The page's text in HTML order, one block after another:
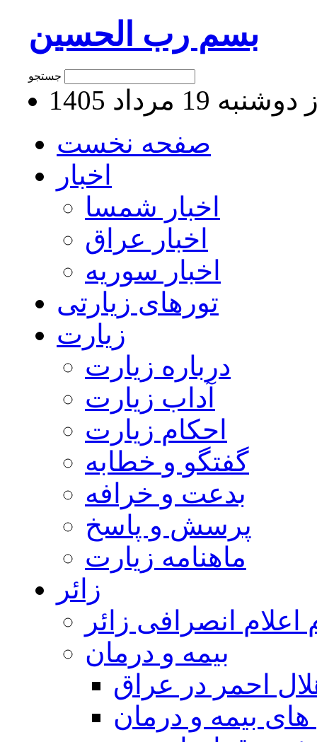
بسم رب الحسین
19 مرداد 1405
صفحه نخست
اخبار
اخبار شمسا
اخبار عراق
اخبار سوریه
تورهای زیارتی
زیارت
درباره زیارت
آداب زیارت
احکام زیارت
گفتگو و خطابه
بدعت و خرافه
پرسش و پاسخ
ماهنامه زیارت
زائر
اعلام انصرافی زائر
بيمه و درمان
احمر در عراق
بیمه و درمان